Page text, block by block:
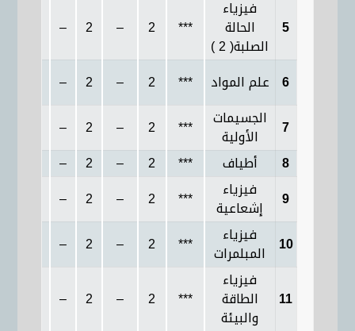
– 2 – 2 ***
فيزياء
الحالة
الصلبة( 2 )
5
– 2 – 2 *** علم المواد 6
– 2 – 2 *** الجسيمات
الأولية
7
– 2 – 2 *** أطياف
8
– 2 – 2 *** فيزياء
إشعاعية
9
– 2 – 2 *** فيزياء
المبلمرات 10
– 2 – 2 ***
فيزياء
الطاقة
والبيئة
11